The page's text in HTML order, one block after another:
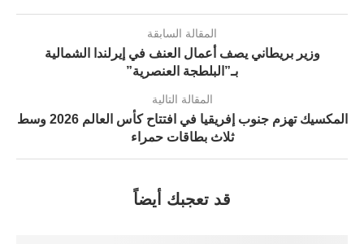
المقالة السابقة
وزير بريطاني يصف أعمال العنف في إيرلندا الشمالية
بـ”البلطجة العنصرية”
المقالة التالية
المكسيك تهزم جنوب إفريقيا في افتتاح كأس العالم 2026 وسط
ثلاث بطاقات حمراء
قد تعجبك أيضاً